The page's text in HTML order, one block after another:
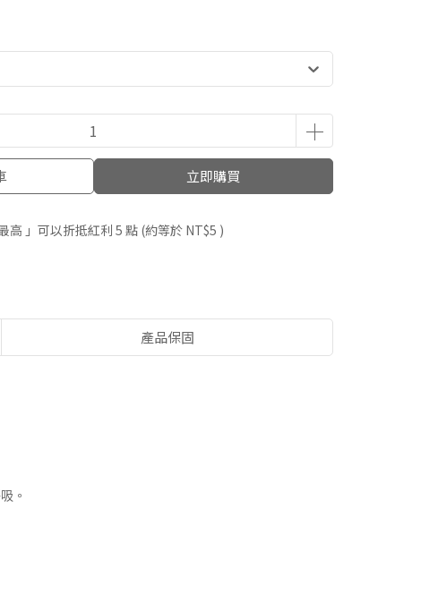
立即購買
高 」可以折抵紅利5 點 (約等於 NT$5 )
產品保固
。